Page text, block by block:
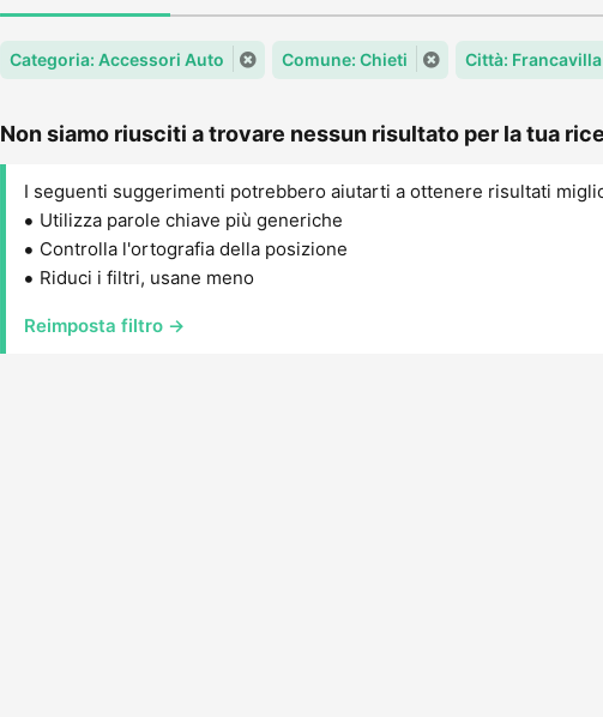
Categoria: Accessori Auto Comune: Chieti Città:
Non siamo riusciti a trovare nessun risultato per la tua
I seguenti suggerimenti potrebbero aiutarti a ottenere risultati
Utilizza parole chiave più generiche
Controlla l'ortografia della posizione
Riduci i filtri, usane meno
Reimposta filtro →